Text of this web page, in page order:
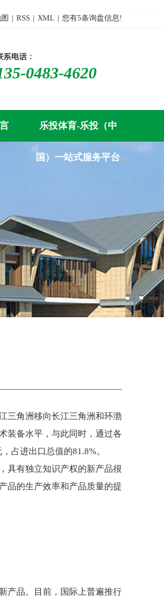
| RSS | XML | 您有5条询盘信息!
0483-4620
乐投体育-乐投（中
国）一站式服务平台
三角洲移向长江三角洲和环渤
装备水平，与此同时，通过各
占进出口总值的81.8%。
具有独立知识产权的新产品很
品的生产效率和产品质量的提
产品。目前，国际上普遍推行